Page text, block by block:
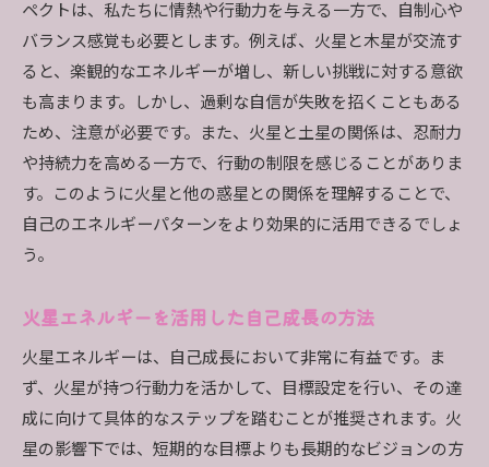
ペクトは、私たちに情熱や行動力を与える一方で、自制心や
バランス感覚も必要とします。例えば、火星と木星が交流す
ると、楽観的なエネルギーが増し、新しい挑戦に対する意欲
も高まります。しかし、過剰な自信が失敗を招くこともある
ため、注意が必要です。また、火星と土星の関係は、忍耐力
や持続力を高める一方で、行動の制限を感じることがありま
す。このように火星と他の惑星との関係を理解することで、
自己のエネルギーパターンをより効果的に活用できるでしょ
う。
火星エネルギーを活用した自己成長の方法
火星エネルギーは、自己成長において非常に有益です。ま
ず、火星が持つ行動力を活かして、目標設定を行い、その達
成に向けて具体的なステップを踏むことが推奨されます。火
星の影響下では、短期的な目標よりも長期的なビジョンの方